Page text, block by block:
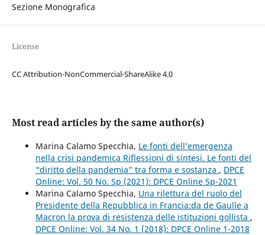
Sezione Monografica
License
CC Attribution-NonCommercial-ShareAlike 4.0
Most read articles by the same author(s)
Marina Calamo Specchia, Le fonti dell’emergenza
nella crisi pandemica Riflessioni di sintesi. Le fonti del
“diritto della pandemia” tra forma e sostanza , DPCE
Online: Vol. 50 No. Sp (2021): DPCE Online Sp-2021
Marina Calamo Specchia, Una rilettura del ruolo del
Presidente della Repubblica in Francia:da de Gaulle a
Macron la prova di resistenza delle istituzioni gollista ,
DPCE Online: Vol. 34 No. 1 (2018): DPCE Online 1-2018